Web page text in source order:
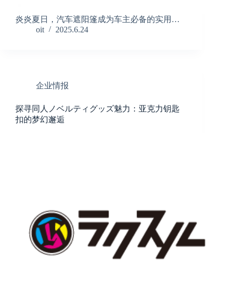
炎炎夏日，汽车遮阳篷成为车主必备的实用…
oit
2025.6.24
企业情报
探寻同人ノベルティグッズ魅力：亚克力钥匙
扣的梦幻邂逅​